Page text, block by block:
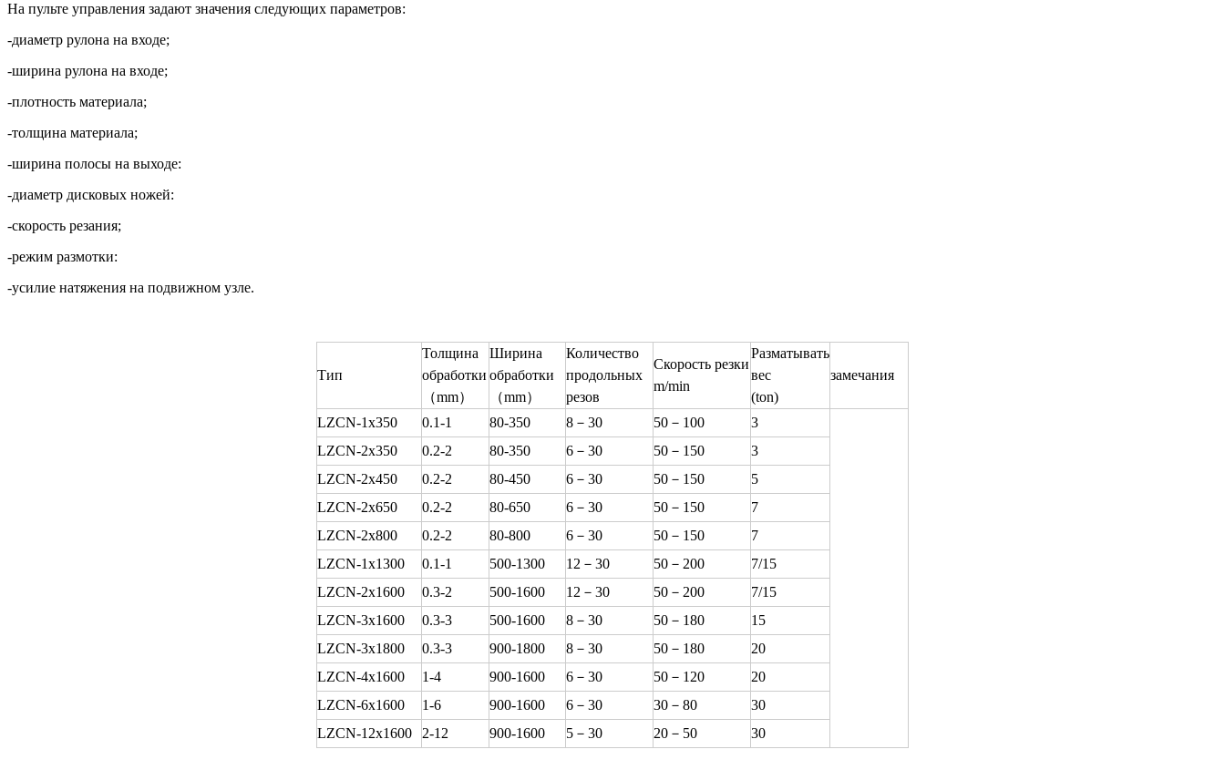
На пульте управления задают значения следующих параметров:
-диаметр рулона на входе;
-ширина рулона на входе;
-плотность материала;
-толщина материала;
-ширина полосы на выходе:
-диаметр дисковых ножей:
-скорость резания;
-режим размотки:
-усилие натяжения на подвижном узле.
Тип
Толщина
обработки
（mm）
Ширина
обработки
（mm）
Количество
продольных
резов
Скорость резки
m/min
Разматывать
вес
(ton)
замечания
LZCN-1x350 0.1-1 80-350 8－30 50－100
3
LZCN-2x350
0.2-2 80-350 6－30 50－150
3
LZCN-2x450
0.2-2 80-450 6－30 50－150
5
LZCN-2x650
0.2-2 80-650 6－30 50－150
7
LZCN-2x800
0.2-2 80-800 6－30 50－150
7
LZCN-1x1300
0.1-1 500-1300 12－30 50－200
7/15
LZCN-2x1600
0.3-2 500-1600 12－30 50－200
7/15
LZCN-3x1600
0.3-3 500-1600 8－30 50－180
15
LZCN-3x1800
0.3-3 900-1800 8－30 50－180
20
LZCN-4x1600
1-4 900-1600 6－30 50－120
20
LZCN-6x1600
1-6 900-1600 6－30 30－80
30
LZCN-12x1600
2-12 900-1600 5－30 20－50 30